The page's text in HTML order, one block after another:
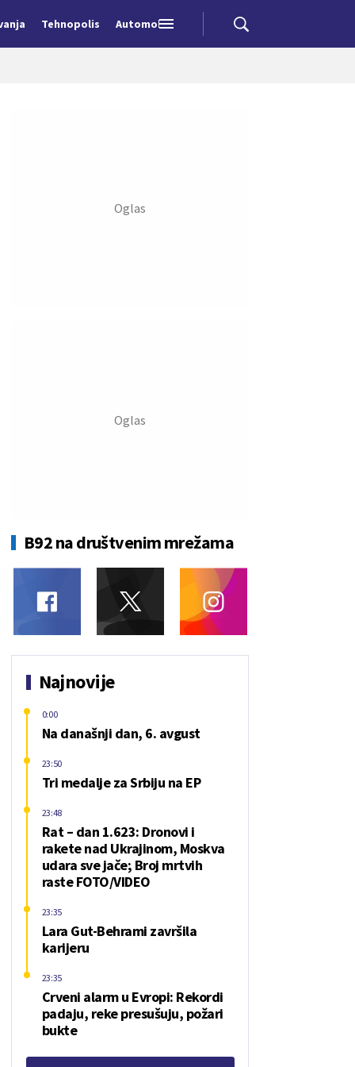
Tehnopolis Automobili
B92 na društvenim mrežama
Najnovije
Na današnji dan, 6. avgust
0:00
Tri medalje za Srbiju na EP
23:50
Rat – dan 1.623: Dronovi i
rakete nad Ukrajinom, Moskva
udara sve jače; Broj mrtvih
raste FOTO/VIDEO
23:48
Lara Gut-Behrami završila
karijeru
23:35
Crveni alarm u Evropi: Rekordi
padaju, reke presušuju, požari
bukte
23:35